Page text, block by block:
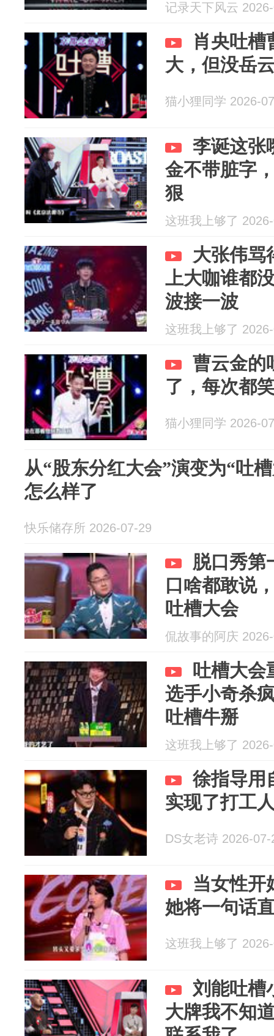
记录天下风云
肖央吐槽
大，但没岳
猫小狸同学 2026-
李诞这张
金不带脏字
狠
这班我上够了
大张伟骂
上大咖谁都
波接一波
这班我上够了
曹云金的
了，每次都
猫小狸同学 2026-
从“股东分红大会”演变为“吐
怎么样了
快乐储存所 2026-07-29
脱口秀第
口啥都敢说
吐槽大会
侃故事的阿庆
吐槽大会
选手小奇杀
吐槽牛掰
这班我上够了
徐指导用
实现了打工
DS女老诗 2026-07-
当女性开
她将一句话
这班我上够了
刘能吐槽
大牌我不知